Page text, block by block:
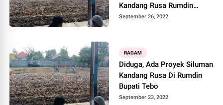
Kandang Rusa Rumdin
Bupati Tebo Jelas Janggal
September 26, 2022
RAGAM
Diduga, Ada Proyek Siluman
Kandang Rusa Di Rumdin
Bupati Tebo
September 23, 2022